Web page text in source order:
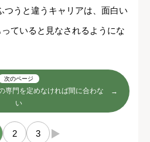
つうと違うキャリアは、面白い
ていると見なされるようにな
次のページ
専門を定めなければ間に合わな
い
2 3 →